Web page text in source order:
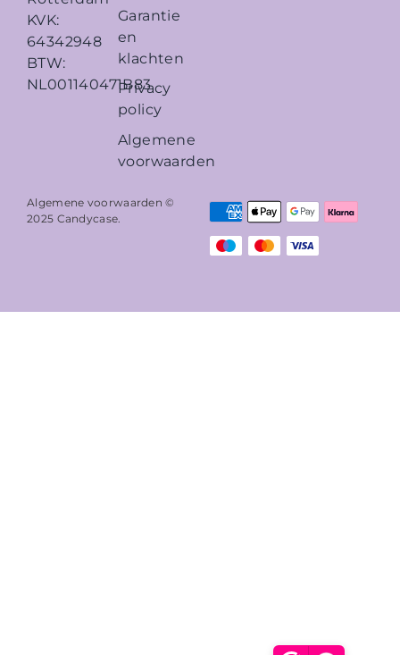
KVK:
64342948
BTW:
NL001140471B83
Garantie
en
klachten
Privacy
policy
Algemene
voorwaarden
Algemene voorwaarden ©
2025 Candycase